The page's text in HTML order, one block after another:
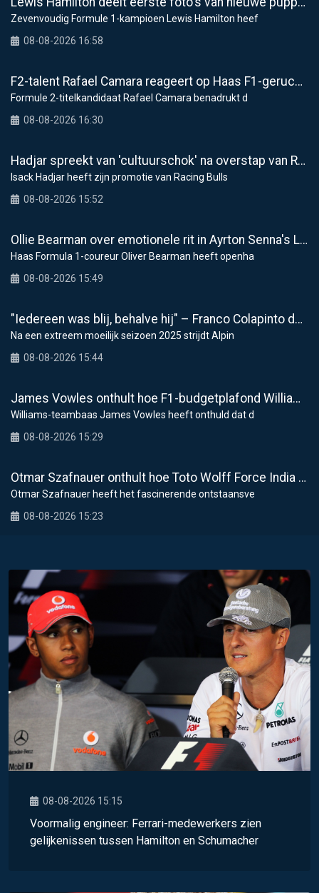
Zevenvoudig Formule 1-kampioen Lewis Hamilton heef
08-08-2026 16:58
F2-talent Rafael Camara reageert op Haas F1-geruchten voor 2027
Formule 2-titelkandidaat Rafael Camara benadrukt d
08-08-2026 16:30
Hadjar spreekt van 'cultuurschok' na overstap van Racing Bulls naar Red Bull
Isack Hadjar heeft zijn promotie van Racing Bulls
08-08-2026 15:52
Ollie Bearman over emotionele rit in Ayrton Senna's Lotus F1: "Heel krachtig moment"
Haas Formula 1-coureur Oliver Bearman heeft openha
08-08-2026 15:49
"Iedereen was blij, behalve hij" – Franco Colapinto deelt veelzeggende anekdote over Flavio Briatore
Na een extreem moeilijk seizoen 2025 strijdt Alpin
08-08-2026 15:44
James Vowles onthult hoe F1-budgetplafond Williams raakt bij modernisering faciliteiten
Williams-teambaas James Vowles heeft onthuld dat d
08-08-2026 15:29
Otmar Szafnauer onthult hoe Toto Wolff Force India aan zijn beroemde roze F1-tijdperk hielp
Otmar Szafnauer heeft het fascinerende ontstaansve
08-08-2026 15:23
08-08-2026 15:15
Voormalig engineer: Ferrari-medewerkers zien
gelijkenissen tussen Hamilton en Schumacher